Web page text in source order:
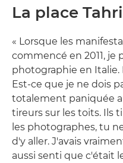
La place
« Lorsque les
commencé en 2011, je
photographie en Italie.
Est-ce que je ne dois
totalement paniquée
tireurs sur les toits. Ils
les photographes, tu
d'y aller. J'avais
aussi senti que c'était